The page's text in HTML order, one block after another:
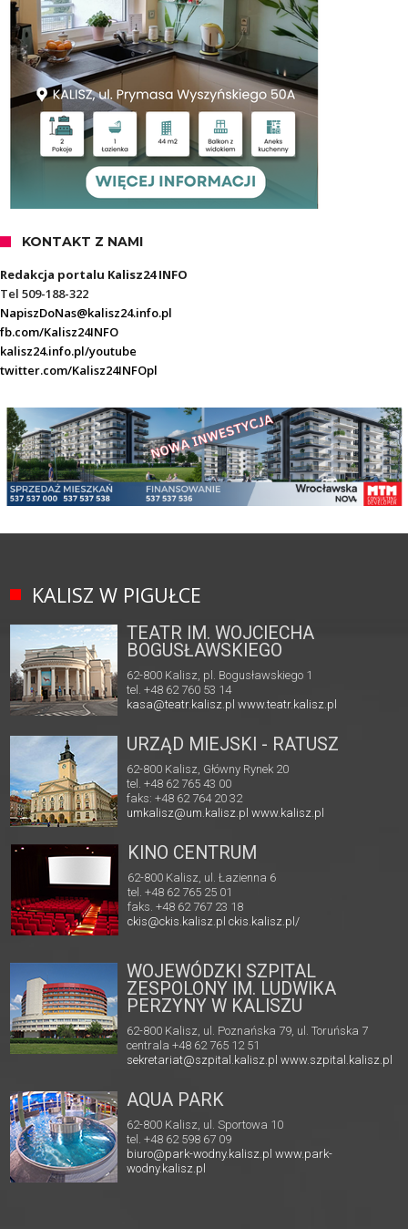
KONTAKT Z NAMI
Redakcja portalu Kalisz24 INFO
Tel 509-188-322
NapiszDoNas@kalisz24.info.pl
fb.com/Kalisz24INFO
kalisz24.info.pl/youtube
twitter.com/Kalisz24INFOpl
KALISZ W PIGUŁCE
TEATR IM. WOJCIECHA
BOGUSŁAWSKIEGO
62-800 Kalisz, pl. Bogusławskiego 1
tel. +48 62 760 53 14
kasa@teatr.kalisz.pl www.teatr.kalisz.pl
URZĄD MIEJSKI - RATUSZ
62-800 Kalisz, Główny Rynek 20
tel. +48 62 765 43 00
faks: +48 62 764 20 32
umkalisz@um.kalisz.plwww.kalisz.pl
KINO CENTRUM
62-800 Kalisz, ul. Łazienna 6
tel. +48 62 765 25 01
faks. +48 62 767 23 18
ckis@ckis.kalisz.pl ckis.kalisz.pl/
WOJEWÓDZKI SZPITAL
ZESPOLONY IM. LUDWIKA
PERZYNY W KALISZU
62-800 Kalisz, ul. Poznańska 79, ul. Toruńska 7
centrala +48 62 765 12 51
sekretariat@szpital.kalisz.pl www.szpital.kalisz.pl
AQUA PARK
62-800 Kalisz, ul. Sportowa 10
tel. +48 62 598 67 09
biuro@park-wodny.kalisz.pl www.park-
wodny.kalisz.pl